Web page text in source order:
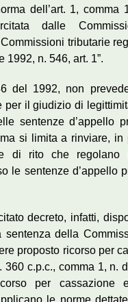
dell’art. 1, comma
dalle
tributarie
1992, n. 546, art. 1”.
del 1992, non
per il giudizio di
sentenze d’appello
si limita a rinviare, in
di rito che regolano
le sentenze d’appello
decreto, infatti,
sentenza della
proposto ricorso per
360 c.p.c., comma 1, n.
per cassazione
le norme